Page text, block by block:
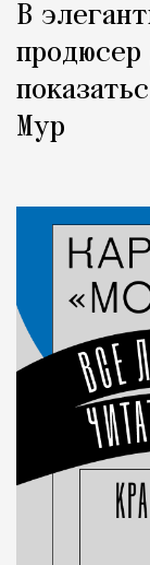
В
Мур